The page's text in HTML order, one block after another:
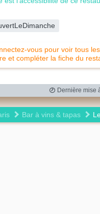
vous pour voir tous
et compléter la fiche du
Dernière mise
Bar à vins & tapas